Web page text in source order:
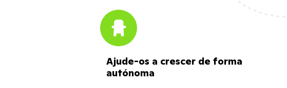
Ajude-os a crescer de forma
autónoma